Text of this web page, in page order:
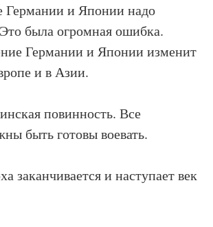
Германии и Японии надо
была огромная ошибка.
Германии и Японии изменит
и в Азии.
повинность. Все
быть готовы воевать.
заканчивается и наступает век